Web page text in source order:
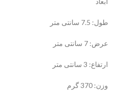
طول: 7.5 سانتی متر
عرض: 7 سانتی متر
ارتفاع: 3 سانتی متر
وزن: 370 گرم